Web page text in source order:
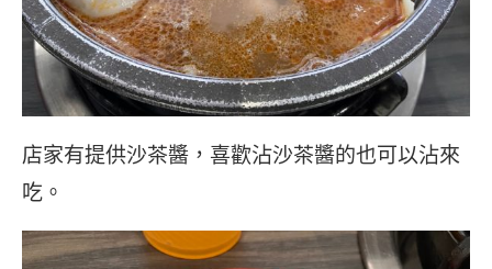
店家有提供沙茶醬，喜歡沾沙茶醬的也可以沾來
吃。